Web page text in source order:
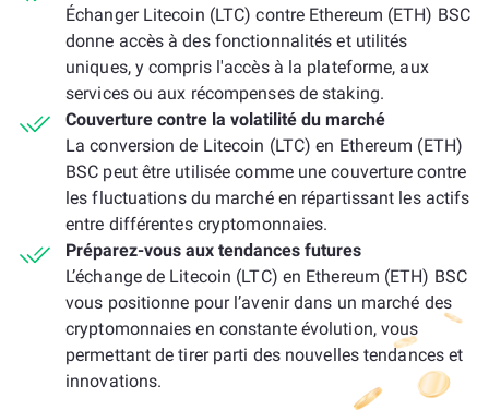
Échanger Litecoin (LTC) contre Ethereum (ETH) BSC
donne accès à des fonctionnalités et utilités
uniques, y compris l'accès à la plateforme, aux
services ou aux récompenses de staking.
Couverture contre la volatilité du marché
La conversion de Litecoin (LTC) en Ethereum (ETH)
BSC peut être utilisée comme une couverture contre
les fluctuations du marché en répartissant les actifs
entre différentes cryptomonnaies.
Préparez-vous aux tendances futures
L’échange de Litecoin (LTC) en Ethereum (ETH) BSC
vous positionne pour l’avenir dans un marché des
cryptomonnaies en constante évolution, vous
permettant de tirer parti des nouvelles tendances et
innovations.